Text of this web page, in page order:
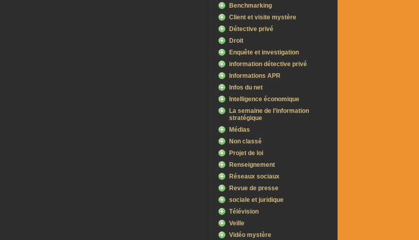
Benchmarking
Client et visite mystère
Détective privé
Droit
Enquête et investigation
information détective privé
Informations APR
Infos du net
Intelligence économique
La semaine de l’information
stratégique
Médias
Non classé
Projet de loi
Renseignement
Réseaux sociaux
Revue de presse
sociale et juridique
Télévision
Veille
Vidéo mystère